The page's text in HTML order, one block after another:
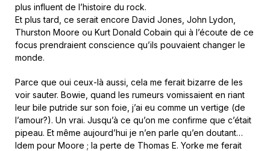
plus influent de l’histoire du rock.
Et plus tard, ce serait encore David Jones, John Lydon,
Thurston Moore ou Kurt Donald Cobain qui à l’écoute de ce
focus prendraient conscience qu’ils pouvaient changer le
monde.
Parce que oui ceux-là aussi, cela me ferait bizarre de les
voir sauter. Bowie, quand les rumeurs vomissaient en riant
leur bile putride sur son foie, j’ai eu comme un vertige (de
l’amour?). Un vrai. Jusqu’à ce qu’on me confirme que c’était
pipeau. Et même aujourd’hui je n’en parle qu’en doutant…
Idem pour Moore ; la perte de Thomas E. Yorke me ferait